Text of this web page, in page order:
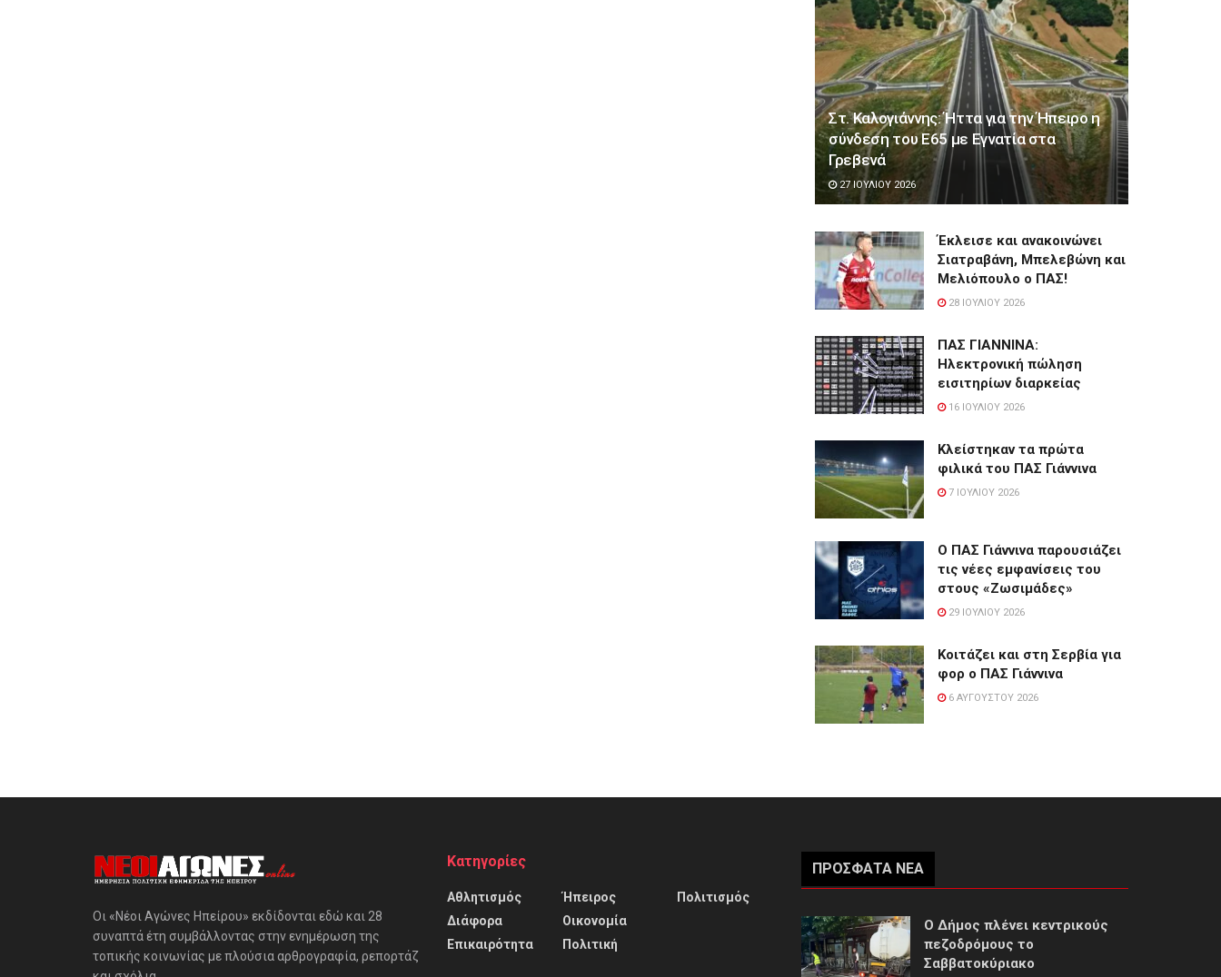
Στ. Καλογιάννης: Ήττα για την Ήπειρο η
σύνδεση του Ε65 με Εγνατία στα
Γρεβενά
27 ΙΟΥΛΊΟΥ 2026
Έκλεισε και ανακοινώνει
Σιατραβάνη, Μπελεβώνη και
Μελιόπουλο ο ΠΑΣ!
28 ΙΟΥΛΊΟΥ 2026
ΠΑΣ ΓΙΑΝΝΙΝΑ:
Hλεκτρονική πώληση
εισιτηρίων διαρκείας
16 ΙΟΥΛΊΟΥ 2026
Κλείστηκαν τα πρώτα
φιλικά του ΠΑΣ Γιάννινα
7 ΙΟΥΛΊΟΥ 2026
Ο ΠΑΣ Γιάννινα παρουσιάζει
τις νέες εμφανίσεις του
στους «Ζωσιμάδες»
29 ΙΟΥΛΊΟΥ 2026
Κοιτάζει και στη Σερβία για
φορ ο ΠΑΣ Γιάννινα
6 ΑΥΓΟΎΣΤΟΥ 2026
Οι «Νέοι Αγώνες Ηπείρου» εκδίδονται εδώ και 28
συναπτά έτη συμβάλλοντας στην ενημέρωση της
τοπικής κοινωνίας με πλούσια αρθρογραφία, ρεπορτάζ
Κατηγορίες
Αθλητισμός
Διάφορα
Επικαιρότητα
Ήπειρος
Οικονομία
Πολιτική
Πολιτισμός
ΠΡΌΣΦΑΤΑ ΝΈΑ
Ο Δήμος πλένει κεντρικούς
πεζοδρόμους το
Σαββατοκύριακο